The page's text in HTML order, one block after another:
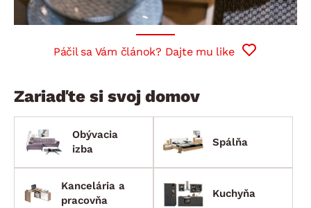
Páčil sa Vám článok? Dajte mu like
Zariaďte si svoj domov
Obývacia
izba
Spálňa
Kancelária a
pracovňa
Kuchyňa